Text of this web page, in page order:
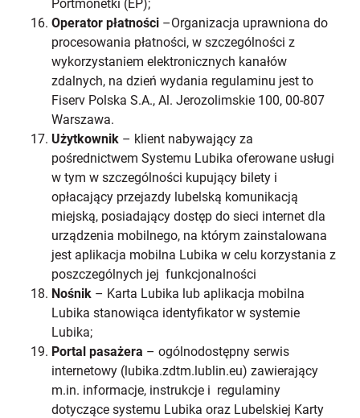
Portmonetki (EP);
Operator płatności –Organizacja uprawniona do
procesowania płatności, w szczególności z
wykorzystaniem elektronicznych kanałów
zdalnych, na dzień wydania regulaminu jest to
Fiserv Polska S.A., Al. Jerozolimskie 100, 00-807
Warszawa.
Użytkownik – klient nabywający za
pośrednictwem Systemu Lubika oferowane usługi
w tym w szczególności kupujący bilety i
opłacający przejazdy lubelską komunikacją
miejską, posiadający dostęp do sieci internet dla
urządzenia mobilnego, na którym zainstalowana
jest aplikacja mobilna Lubika w celu korzystania z
poszczególnych jej funkcjonalności
Nośnik – Karta Lubika lub aplikacja mobilna
Lubika stanowiąca identyfikator w systemie
Lubika;
Portal pasażera – ogólnodostępny serwis
internetowy (lubika.zdtm.lublin.eu) zawierający
m.in. informacje, instrukcje i regulaminy
dotyczące systemu Lubika oraz Lubelskiej Karty